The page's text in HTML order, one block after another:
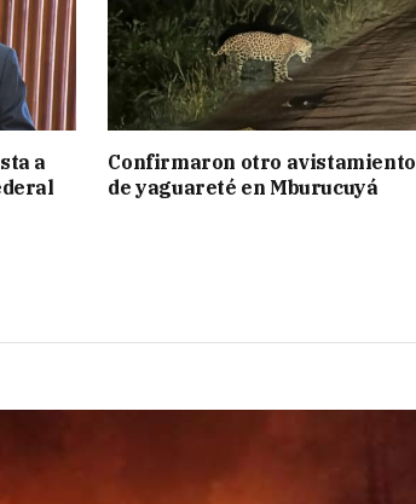
a
Confirmaron otro avistamiento
de yaguareté en Mburucuyá